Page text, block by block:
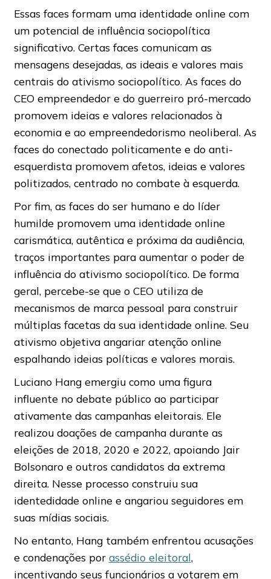
Essas faces formam uma identidade online com
um potencial de influência sociopolítica
significativo. Certas faces comunicam as
mensagens desejadas, as ideais e valores mais
centrais do ativismo sociopolítico. As faces do
CEO empreendedor e do guerreiro pró-mercado
promovem ideias e valores relacionados à
economia e ao empreendedorismo neoliberal. As
faces do conectado politicamente e do anti-
esquerdista promovem afetos, ideias e valores
politizados, centrado no combate à esquerda.
Por fim, as faces do ser humano e do líder
humilde promovem uma identidade online
carismática, autêntica e próxima da audiência,
traços importantes para aumentar o poder de
influência do ativismo sociopolítico. De forma
geral, percebe-se que o CEO utiliza de
mecanismos de marca pessoal para construir
múltiplas facetas da sua identidade online. Seu
ativismo objetiva angariar atenção online
espalhando ideias políticas e valores morais.
Luciano Hang emergiu como uma figura
influente no debate público ao participar
ativamente das campanhas eleitorais. Ele
realizou doações de campanha durante as
eleições de 2018, 2020 e 2022, apoiando Jair
Bolsonaro e outros candidatos da extrema
direita. Nesse processo construiu sua
identedidade online e angariou seguidores em
suas mídias sociais.
No entanto, Hang também enfrentou acusações
e condenações por assédio eleitoral,
incentivando seus funcionários a votarem em